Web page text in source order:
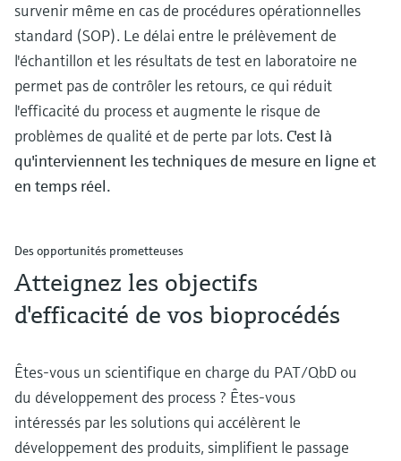
survenir même en cas de procédures opérationnelles
standard (SOP). Le délai entre le prélèvement de
l'échantillon et les résultats de test en laboratoire ne
permet pas de contrôler les retours, ce qui réduit
l'efficacité du process et augmente le risque de
problèmes de qualité et de perte par lots. C'est là
qu'interviennent les techniques de mesure en ligne et
en temps réel.
Des opportunités prometteuses
Atteignez les objectifs
d'efficacité de vos bioprocédés
Êtes-vous un scientifique en charge du PAT/QbD ou
du développement des process ? Êtes-vous
intéressés par les solutions qui accélèrent le
développement des produits, simplifient le passage